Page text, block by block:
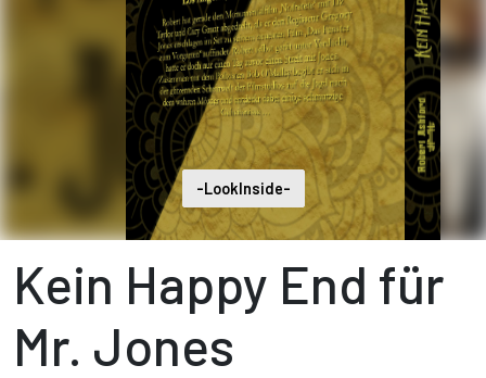
-LookInside-
Kein Happy End für
Mr. Jones